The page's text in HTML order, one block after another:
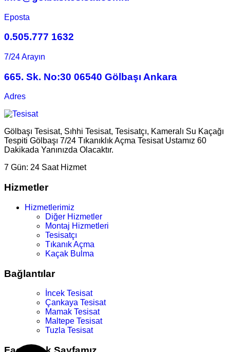
Eposta
0.505.777 1632
7/24 Arayın
665. Sk. No:30 06540 Gölbaşı Ankara
Adres
Gölbaşı Tesisat, Sıhhi Tesisat, Tesisatçı, Kameralı Su Kaçağı
Tespiti Gölbaşı 7/24 Tıkanıklık Açma Tesisat Ustamız 60
Dakikada Yanınızda Olacaktır.
7 Gün: 24 Saat Hizmet
Hizmetler
Hizmetlerimiz
Diğer Hizmetler
Montaj Hizmetleri
Tesisatçı
Tıkanık Açma
Kaçak Bulma
Bağlantılar
İncek Tesisat
Çankaya Tesisat
Mamak Tesisat
Maltepe Tesisat
Tuzla Tesisat